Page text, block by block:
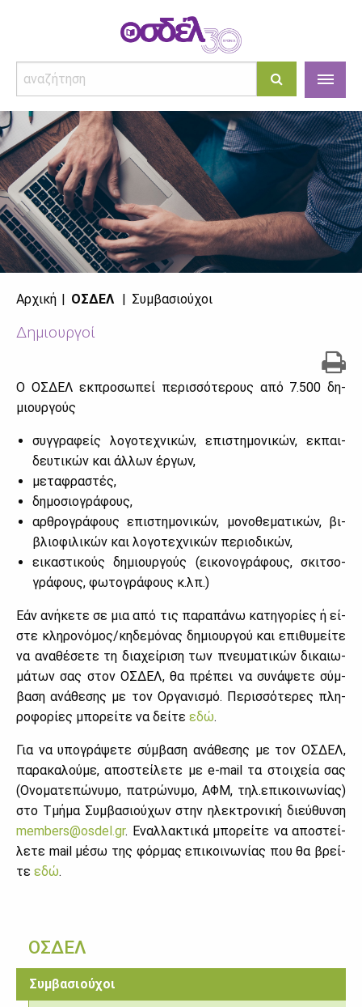
ΟΣΔΕΛ
Συμβασιούχοι
Αρχική ΟΣΔΕΛ Συμβασιούχοι
Δημιουργοί
Ο ΟΣ­ΔΕΛ εκ­προ­σω­πεί πε­ρισ­σό­τε­ρους από 7.500 δη­
μιουρ­γούς
συγ­γρα­φείς λο­γο­τε­χνι­κών, επι­στη­μο­νι­κών, εκ­παι­
δευ­τι­κών και άλ­λων έρ­γων,
με­τα­φρα­στές,
δη­μο­σιο­γρά­φους,
αρ­θρο­γρά­φους επι­στη­μο­νι­κών, μο­νο­θε­μα­τι­κών, βι­
βλιο­φι­λι­κών και λο­γο­τε­χνι­κών πε­ριο­δι­κών,
ει­κα­στι­κούς δη­μιουρ­γούς (ει­κο­νο­γρά­φους, σκι­τσο­
γρά­φους, φω­το­γρά­φους κ.λπ.)
Εάν ανή­κε­τε σε μια από τις πα­ρα­πά­νω κα­τη­γο­ρί­ες ή εί­
στε κλη­ρο­νό­μος/κη­δε­μό­νας δη­μιουρ­γού και επι­θυ­μεί­τε
να ανα­θέ­σε­τε τη δια­χεί­ρι­ση των πνευ­μα­τι­κών δι­καιω­
μά­των σας στον ΟΣ­ΔΕΛ, θα πρέ­πει να συ­νά­ψε­τε σύμ­
βα­ση ανά­θε­σης με τον Ορ­γα­νι­σμό. Πε­ρισ­σό­τε­ρες πλη­
ρο­φο­ρί­ες μπο­ρεί­τε να δεί­τε εδώ.
Για να υπο­γρά­ψε­τε σύμ­βα­ση ανά­θε­σης με τον ΟΣ­ΔΕΛ,
πα­ρα­κα­λού­με, απο­στεί­λε­τε με e-mail τα στοι­χεία σας
(Ονο­μα­τε­πώ­νυ­μο, πα­τρώ­νυ­μο, ΑΦΜ, τηλ.επι­κοι­νω­νί­ας)
στο Τμή­μα Συμ­βα­σιού­χων στην ηλε­κτρο­νι­κή διεύ­θυν­ση
members@​osdel.​gr. Εναλ­λα­κτι­κά μπο­ρεί­τε να απο­στεί­
λε­τε mail μέ­σω της φόρ­μας επι­κοι­νω­νί­ας που θα βρεί­
τε εδώ.